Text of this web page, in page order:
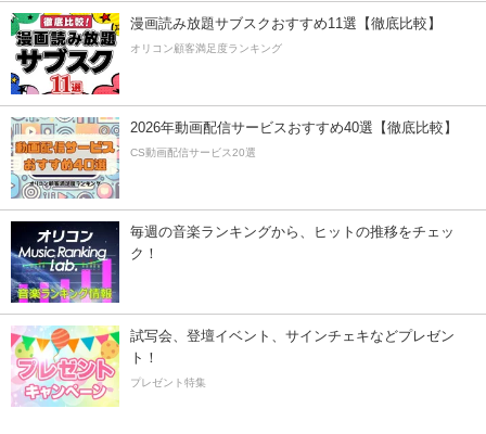
漫画読み放題サブスクおすすめ11選【徹底比較】
オリコン顧客満足度ランキング
2026年動画配信サービスおすすめ40選【徹底比較】
CS動画配信サービス20選
毎週の音楽ランキングから、ヒットの推移をチェッ
ク！
試写会、登壇イベント、サインチェキなどプレゼン
ト！
プレゼント特集